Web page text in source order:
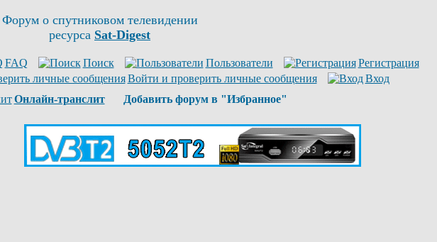
Форум о спутниковом телевидении
ресурса Sat-Digest
FAQ Поиск Пользователи
Регистрация
Войти и проверить личные сообщения
Вход
Онлайн-транслит
Добавить форум в "Избранное"